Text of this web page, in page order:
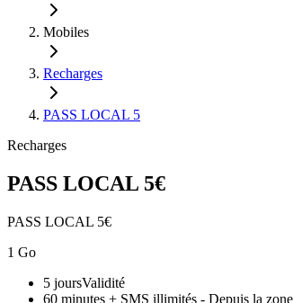
Mobiles
Recharges
PASS LOCAL 5
Recharges
PASS LOCAL 5€
PASS LOCAL 5€
1 Go
5 joursValidité
60 minutes + SMS illimités - Depuis la